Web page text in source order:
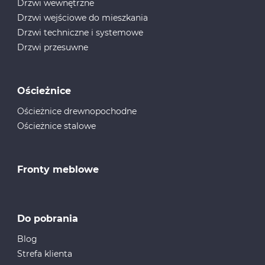
Drzwi wewnętrzne
Drzwi wejściowe do mieszkania
Drzwi techniczne i systemowe
Drzwi przesuwne
Ościeżnice
Ościeżnice drewnopochodne
Ościeżnice stalowe
Fronty meblowe
Do pobrania
Blog
Strefa klienta